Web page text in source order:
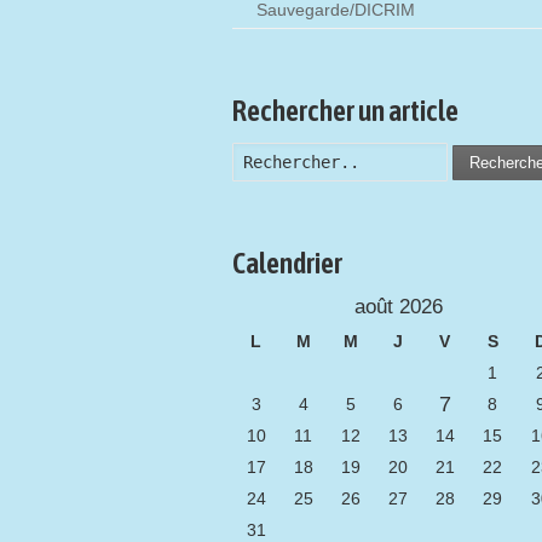
Sauvegarde/DICRIM
Rechercher un article
Calendrier
août 2026
L M M J V S
1
3
4 5 6 7 8
10
11 12 13 14 15
17
18 19 20 21 22
24
25 26 27 28 29
31